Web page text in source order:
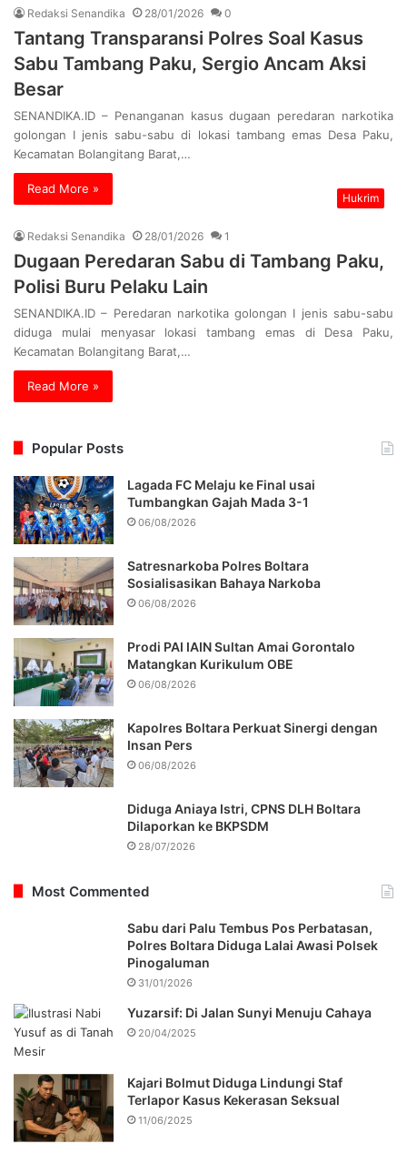
Redaksi Senandika 28/01/2026 0
Tantang Transparansi Polres Soal Kasus
Sabu Tambang Paku, Sergio Ancam Aksi
Besar
SENANDIKA.ID – Penanganan kasus dugaan peredaran narkotika
golongan I jenis sabu-sabu di lokasi tambang emas Desa Paku,
Kecamatan Bolangitang Barat,…
Read More »
Hukrim
Redaksi Senandika 28/01/2026 1
Dugaan Peredaran Sabu di Tambang Paku,
Polisi Buru Pelaku Lain
SENANDIKA.ID – Peredaran narkotika golongan I jenis sabu-sabu
diduga mulai menyasar lokasi tambang emas di Desa Paku,
Kecamatan Bolangitang Barat,…
Read More »
Popular Posts
Lagada FC Melaju ke Final usai
Tumbangkan Gajah Mada 3-1
06/08/2026
Satresnarkoba Polres Boltara
Sosialisasikan Bahaya Narkoba
06/08/2026
Prodi PAI IAIN Sultan Amai Gorontalo
Matangkan Kurikulum OBE
06/08/2026
Kapolres Boltara Perkuat Sinergi dengan
Insan Pers
06/08/2026
Diduga Aniaya Istri, CPNS DLH Boltara
Dilaporkan ke BKPSDM
28/07/2026
Most Commented
Sabu dari Palu Tembus Pos Perbatasan,
Polres Boltara Diduga Lalai Awasi Polsek
Pinogaluman
31/01/2026
Yuzarsif: Di Jalan Sunyi Menuju Cahaya
20/04/2025
Kajari Bolmut Diduga Lindungi Staf
Terlapor Kasus Kekerasan Seksual
11/06/2025